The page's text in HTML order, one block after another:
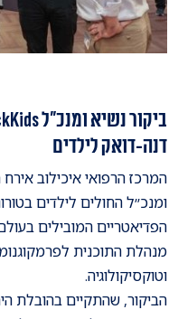
דנה-דואק לילדים
המרכז הרפואי איכילוב
ומנכ״ל החולים לילדים
הפדיאטריים המובילים
מנהלת התוכנית
וטוקסיקולוגיה.
הביקור, שהתקיים בהובלת